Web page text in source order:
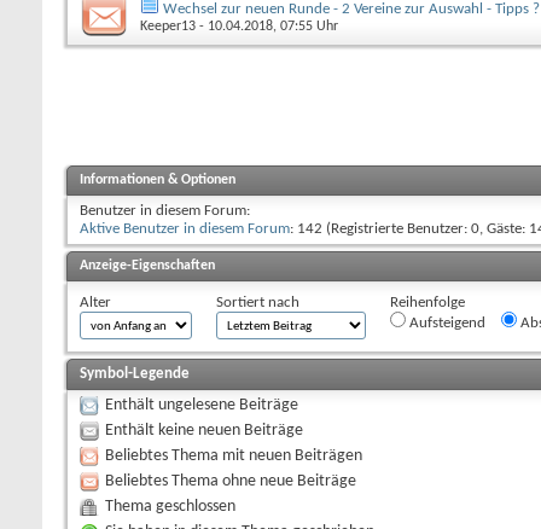
Wechsel zur neuen Runde - 2 Vereine zur Auswahl - Tipps ?
Keeper13 - 10.04.2018, 07:55 Uhr
Informationen & Optionen
Benutzer in diesem Forum:
Aktive Benutzer in diesem Forum: 142 (Registrierte Benutzer: 0, Gäste:
Anzeige-Eigenschaften
Alter Sortiert nach
Reihenfolge
Aufsteigend
Symbol-Legende
Enthält ungelesene Beiträge
Enthält keine neuen Beiträge
Beliebtes Thema mit neuen Beiträgen
Beliebtes Thema ohne neue Beiträge
Thema geschlossen